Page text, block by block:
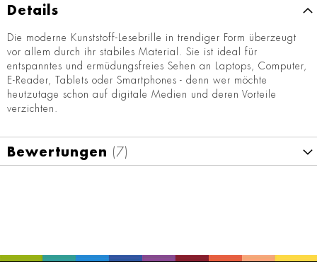
Details
Die moderne Kunststoff-Lesebrille in trendiger Form überzeugt
vor allem durch ihr stabiles Material. Sie ist ideal für
entspanntes und ermüdungsfreies Sehen an Laptops, Computer,
E-Reader, Tablets oder Smartphones - denn wer möchte
heutzutage schon auf digitale Medien und deren Vorteile
verzichten.
Bewertungen 7